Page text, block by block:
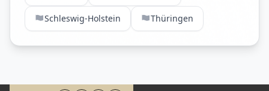
Schleswig-Holstein Thüringen